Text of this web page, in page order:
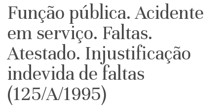
APRESENTAR QUEIXA
PT
Função pública. Acidente
em serviço. Faltas.
Atestado. Injustificação
indevida de faltas
(125/A/1995)